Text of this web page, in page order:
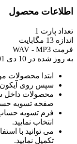
اطلاعات محصول
تعداد پارت 1
اندازه 13 مگابایت
فرمت WAV - MP3
به روز شده در 10 دی 1401
ابتدا محصولات
سپس روی آیکون
محصولات داخل
صفحه تسویه
فرم تسویه
انتخاب نمایید.
می توانید با
تکمیل نمایید.